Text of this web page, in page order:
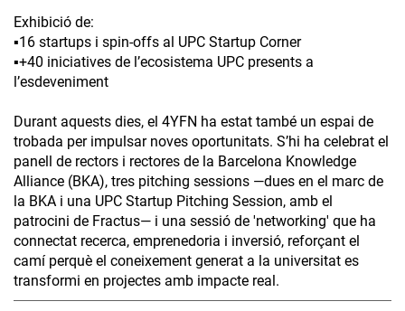
Exhibició de:
▪️16 startups i spin-offs al UPC Startup Corner
▪️+40 iniciatives de l’ecosistema UPC presents a
l’esdeveniment
Durant aquests dies, el 4YFN ha estat també un espai de
trobada per impulsar noves oportunitats. S’hi ha celebrat el
panell de rectors i rectores de la Barcelona Knowledge
Alliance (BKA), tres pitching sessions —dues en el marc de
la BKA i una UPC Startup Pitching Session, amb el
patrocini de Fractus— i una sessió de 'networking' que ha
connectat recerca, emprenedoria i inversió, reforçant el
camí perquè el coneixement generat a la universitat es
transformi en projectes amb impacte real.